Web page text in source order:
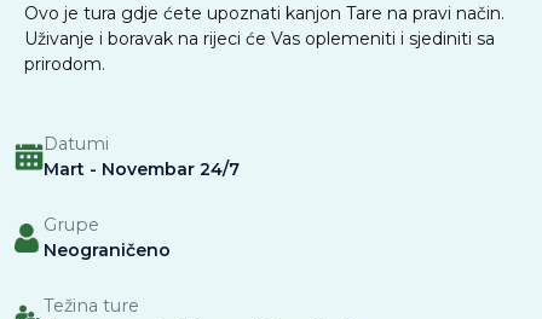
Ovo je tura gdje ćete upoznati kanjon Tare na pravi način.
Uživanje i boravak na rijeci će Vas oplemeniti i sjediniti sa
prirodom.
Datumi
Mart - Novembar 24/7
Grupe
Neograničeno
Težina ture